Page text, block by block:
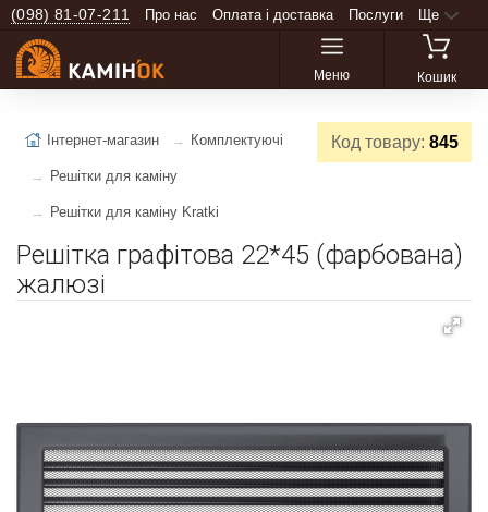
(098) 81-07-211 Про нас Оплата і доставка Послуги Ще
Меню Кошик
Код товару: 845
Інтернет-магазин Комплектуючі
Решітки для каміну
Решітки для каміну Kratki
Решітка графітова 22*45 (фарбована)
жалюзі